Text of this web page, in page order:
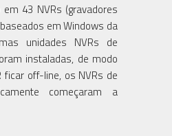
43 NVRs (gravadores
em Windows da
unidades NVRs de
instaladas, de modo
ficar off-line, os NVRs de
começaram a